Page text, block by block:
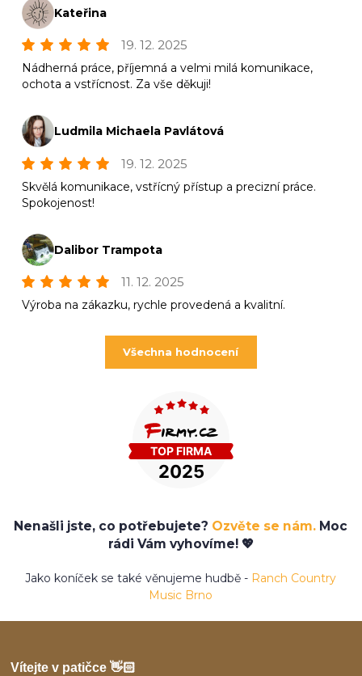
Kateřina
19. 12. 2025
Nádherná práce, příjemná a velmi milá komunikace,
ochota a vstřícnost. Za vše děkuji!
Ludmila Michaela Pavlátová
19. 12. 2025
Skvělá komunikace, vstřícný přístup a precizní práce.
Spokojenost!
Dalibor Trampota
11. 12. 2025
Výroba na zákazku, rychle provedená a kvalitní.
Všechna hodnocení
Nenašli jste, co potřebujete? Ozvěte se nám. Moc
rádi Vám vyhovíme! 💖
Jako koníček se také věnujeme hudbě - Ranch Country
Music Brno
Vítejte v patičce 👋🏻